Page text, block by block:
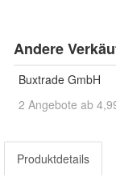
Andere
Buxtrade GmbH
2 Angebote ab
Produktdetails